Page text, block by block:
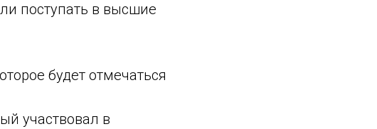
поступать в высшие
будет отмечаться
участвовал в